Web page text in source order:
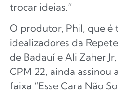
trocar ideias.”
O produtor, Phil, que é
idealizadores da
de Badauí e Ali Zaher
CPM 22, ainda assinou
faixa “Esse Cara Não